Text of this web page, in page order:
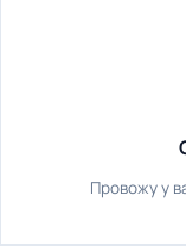
Провожу у